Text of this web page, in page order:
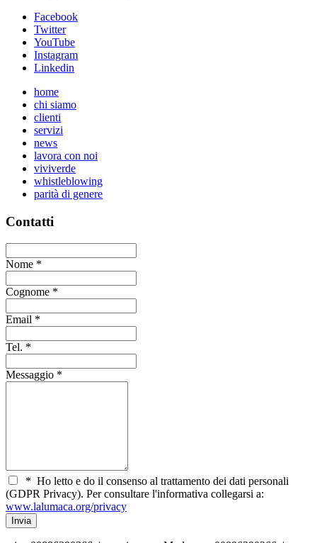
Facebook
Twitter
YouTube
Instagram
Linkedin
home
chi siamo
clienti
servizi
news
lavora con noi
viviverde
whistleblowing
parità di genere
Contatti
Nome *
Cognome *
Email *
Tel. *
Messaggio *
* Ho letto e do il consenso al trattamento dei dati personali
(GDPR Privacy). Per consultare l'informativa collegarsi a:
www.lalumaca.org/privacy